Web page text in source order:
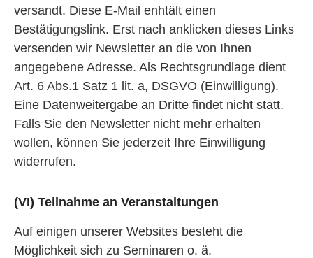
versandt. Diese E-Mail enhtält einen
Bestätigungslink. Erst nach anklicken dieses Links
versenden wir Newsletter an die von Ihnen
angegebene Adresse. Als Rechtsgrundlage dient
Art. 6 Abs.1 Satz 1 lit. a, DSGVO (Einwilligung).
Eine Datenweitergabe an Dritte findet nicht statt.
Falls Sie den Newsletter nicht mehr erhalten
wollen, können Sie jederzeit Ihre Einwilligung
widerrufen.
(VI) Teilnahme an Veranstaltungen
Auf einigen unserer Websites besteht die
Möglichkeit sich zu Seminaren o. ä.